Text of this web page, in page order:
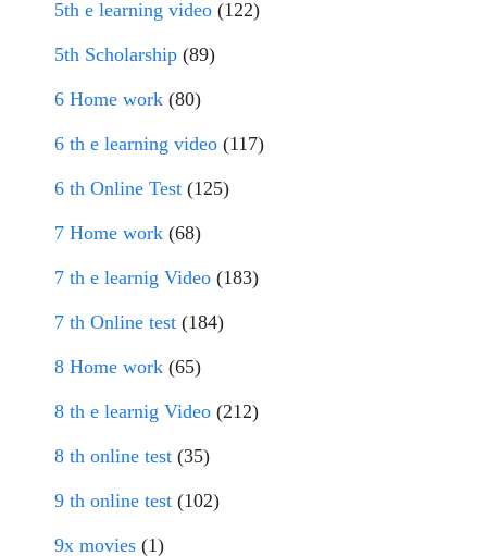
5th e learning video (122)
5th Scholarship (89)
6 Home work (80)
6 th e learning video (117)
6 th Online Test (125)
7 Home work (68)
7 th e learnig Video (183)
7 th Online test (184)
8 Home work (65)
8 th e learnig Video (212)
8 th online test (35)
9 th online test (102)
9x movies (1)